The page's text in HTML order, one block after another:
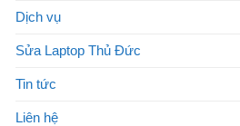
Dịch vụ
Sửa Laptop Thủ Đức
Tin tức
Liên hệ